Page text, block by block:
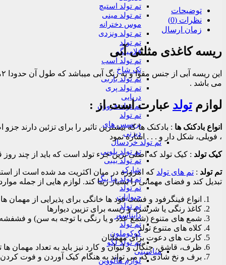
تم تولد استیچ
تم تولد مینی
موس دخترانه
تم تولد ونزدی
تم تولد
فلامینگو
تم تولد اسب
تک شاخ
تم تولد باربی
تم تولد پری
دریایی
تم تولد فروزن
تم تولد
پرنسس های
دیزنی
تم تولد خردسال
تم تولد بلویی
تم تولد بیبی
شارک
تم تولد پپا پیگ
تم تولد
حیوانات
تم تولد
دایناسور
تم تولد
کوکوملون
تم تولد لگو
مناسبتی
لوازم هالووین
توضیحات
نظرات (0)
زمان ارسال
ریسه کاغذی مثلثی آبی
می باشد .
لوازم تولد عبارت است از :
انواع بادکنک ها : بادکنک ها که بیشترین تاثیر را برای تزئین دارند
، فویلی، شکل دار و . . . اشاره نمود
کیک تولد : کیک تولد که اصلی ترین جزء تولد است که باید از چند
تم تولد : تم های تولد که امروزه در میان اکثریت مد شده است از
تبدیل کند و فضای مهمانی را بسیار زیبا کند. لوازم هایی از جمله
انواع فینگرفود و فست فود ها خانگی برای پذیرایی از مهمان ها
کاغذ رنگی یا شرشره و ریسه برای تزیین دیوارها
شمع های متنوع (شمع عدد و یا رنگی با توجه به سن) و فشفشه
کلاه های متنوع تولد
کارت های دعوت برای مهمانان
ظرف، قاشق، چنگال و لیوان و کارد نیز باید به تعداد مهمان ها
برف و نخ شادی که می تواند به هنگام کیک آوردن و فوت